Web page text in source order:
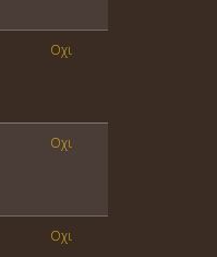
Οχι
Οχι
Οχι